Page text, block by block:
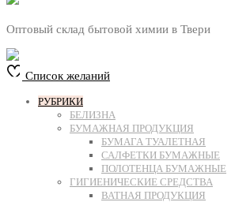
Оптовый склад бытовой химии в Твери
Список желаний
РУБРИКИ
БЕЛИЗНА
БУМАЖНАЯ ПРОДУКЦИЯ
БУМАГА ТУАЛЕТНАЯ
САЛФЕТКИ БУМАЖНЫЕ
ПОЛОТЕНЦА БУМАЖНЫЕ
ГИГИЕНИЧЕСКИЕ СРЕДСТВА
ВАТНАЯ ПРОДУКЦИЯ